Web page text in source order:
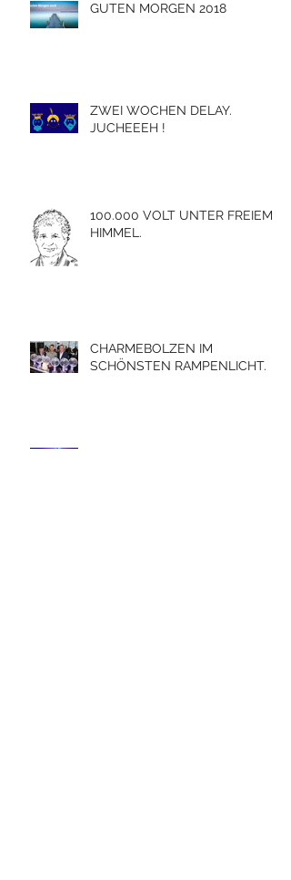
GUTEN MORGEN 2018
ZWEI WOCHEN DELAY.
JUCHEEEH !
100.000 VOLT UNTER FREIEM
HIMMEL.
CHARMEBOLZEN IM
SCHÖNSTEN RAMPENLICHT.